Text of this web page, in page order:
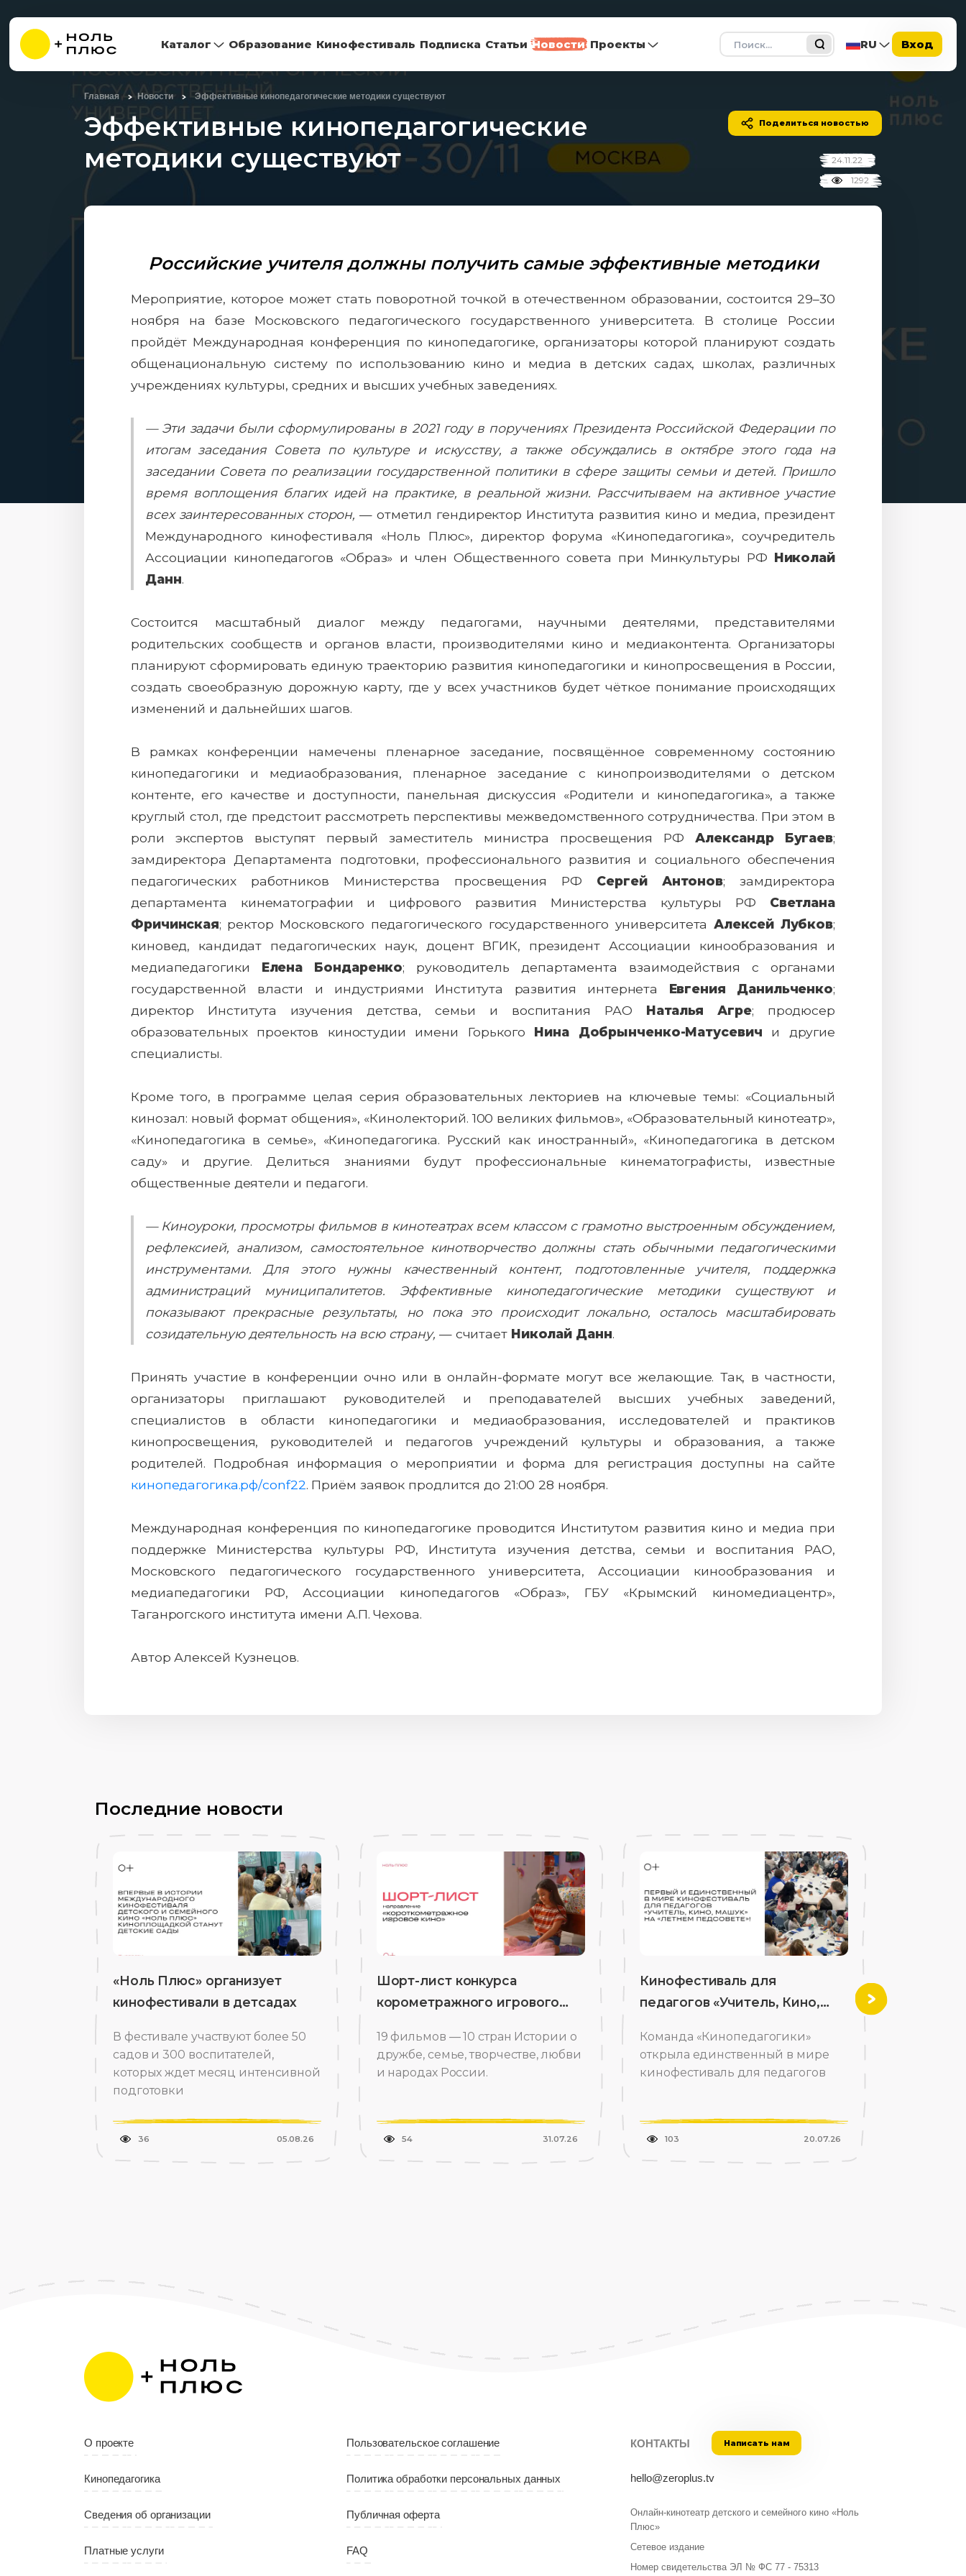
Каталог Образование Кинофестиваль Подписка Статьи Новости Проекты Поиск RU Вход
Главная Новости Эффективные кинопедагогические методики существуют
Эффективные кинопедагогические
методики существуют
Поделиться новостью
24.11.22
1292
Российские учителя должны получить самые эффективные методики
Мероприятие, которое может стать поворотной точкой в отечественном образовании, состоится 29–30
ноября на базе Московского педагогического государственного университета. В столице России
пройдёт Международная конференция по кинопедагогике, организаторы которой планируют создать
общенациональную систему по использованию кино и медиа в детских садах, школах, различных
учреждениях культуры, средних и высших учебных заведениях.
— Эти задачи были сформулированы в 2021 году в поручениях Президента Российской Федерации по
итогам заседания Совета по культуре и искусству, а также обсуждались в октябре этого года на
заседании Совета по реализации государственной политики в сфере защиты семьи и детей. Пришло
время воплощения благих идей на практике, в реальной жизни. Рассчитываем на активное участие
всех заинтересованных сторон, — отметил гендиректор Института развития кино и медиа, президент
Международного кинофестиваля «Ноль Плюс», директор форума «Кинопедагогика», соучредитель
Ассоциации кинопедагогов «Образ» и член Общественного совета при Минкультуры РФ Николай
Данн.
Состоится масштабный диалог между педагогами, научными деятелями, представителями
родительских сообществ и органов власти, производителями кино и медиаконтента. Организаторы
планируют сформировать единую траекторию развития кинопедагогики и кинопросвещения в России,
создать своеобразную дорожную карту, где у всех участников будет чёткое понимание происходящих
изменений и дальнейших шагов.
В рамках конференции намечены пленарное заседание, посвящённое современному состоянию
кинопедагогики и медиаобразования, пленарное заседание с кинопроизводителями о детском
контенте, его качестве и доступности, панельная дискуссия «Родители и кинопедагогика», а также
круглый стол, где предстоит рассмотреть перспективы межведомственного сотрудничества. При этом в
роли экспертов выступят первый заместитель министра просвещения РФАлександр Бугаев;
замдиректора Департамента подготовки, профессионального развития и социального обеспечения
педагогических работников Министерства просвещения РФ Сергей Антонов; замдиректора
департамента кинематографии и цифрового развития Министерства культуры РФ Светлана
Фричинская; ректор Московского педагогического государственного университета Алексей Лубков;
киновед, кандидат педагогических наук, доцент ВГИК, президент Ассоциации кинообразования и
медиапедагогики Елена Бондаренко; руководитель департамента взаимодействия с органами
государственной власти и индустриями Института развития интернета Евгения Данильченко;
директор Института изучения детства, семьи и воспитания РАО Наталья Агре; продюсер
образовательных проектов киностудии имени Горького Нина Добрынченко-Матусевич и другие
специалисты.
Кроме того, в программе целая серия образовательных лекториев на ключевые темы: «Социальный
кинозал: новый формат общения», «Кинолекторий. 100 великих фильмов», «Образовательный кинотеатр»,
«Кинопедагогика в семье», «Кинопедагогика. Русский как иностранный», «Кинопедагогика в детском
саду» и другие. Делиться знаниями будут профессиональные кинематографисты, известные
общественные деятели и педагоги.
— Киноуроки, просмотры фильмов в кинотеатрах всем классом с грамотно выстроенным обсуждением,
рефлексией, анализом, самостоятельное кинотворчество должны стать обычными педагогическими
инструментами. Для этого нужны качественный контент, подготовленные учителя, поддержка
администраций муниципалитетов. Эффективные кинопедагогические методики существуют и
показывают прекрасные результаты, но пока это происходит локально, осталось масштабировать
созидательную деятельность на всю страну, — считает Николай Данн.
Принять участие в конференции очно или в онлайн-формате могут все желающие. Так, в частности,
организаторы приглашают руководителей и преподавателей высших учебных заведений,
специалистов в области кинопедагогики и медиаобразования, исследователей и практиков
кинопросвещения, руководителей и педагогов учреждений культуры и образования, а также
родителей. Подробная информация о мероприятии и форма для регистрация доступны на сайте
кинопедагогика.рф/conf22. Приём заявок продлится до 21:00 28 ноября.
Международная конференция по кинопедагогике проводится Институтом развития кино и медиа при
поддержке Министерства культуры РФ, Института изучения детства, семьи и воспитания РАО,
Московского педагогического государственного университета, Ассоциации кинообразования и
медиапедагогики РФ, Ассоциации кинопедагогов «Образ», ГБУ «Крымский киномедиацентр»,
Таганрогского института имени А.П. Чехова.
Автор Алексей Кузнецов.
Последние новости
«Ноль Плюс» организует
кинофестивали в детсадах
В фестивале участвуют более 50
садов и 300 воспитателей,
которых ждет месяц интенсивной
подготовки
36 05.08.26
Шорт-лист конкурса
корометражного игрового
19 фильмов — 10 стран Истории о
дружбе, семье, творчестве, любви
и народах России.
54 31.07.26
Кинофестиваль для
педагогов «Учитель, Кино,
Команда «Кинопедагогики»
открыла единственный в мире
кинофестиваль для педагогов
103 20.07.26
Вперед
О проекте Пользовательское соглашение
Кинопедагогика Политика обработки персональных данных
Сведения об организации Публичная оферта
Платные услуги FAQ
КОНТАКТЫ Написать нам
hello@zeroplus.tv
Онлайн-кинотеатр детского и семейного кино «Ноль
Плюс»
Сетевое издание
Номер свидетельства ЭЛ № ФС 77 - 75313